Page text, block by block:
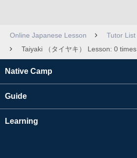
Online Japanese Lesson
Tutor List
Taiyaki （タイヤキ） Lesson: 0 times
Native Camp
Guide
Learning